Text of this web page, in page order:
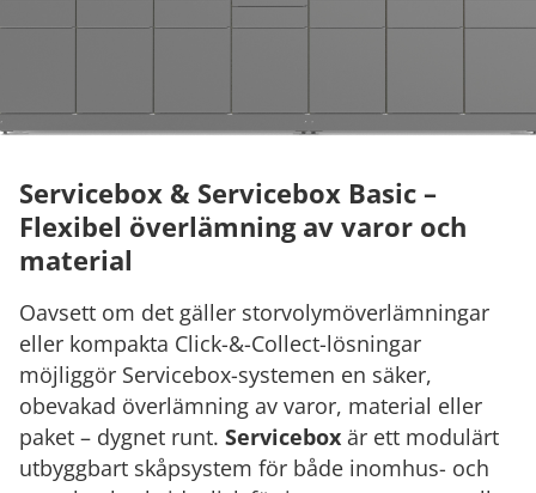
Servicebox & Servicebox Basic –
Flexibel överlämning av varor och
material
Oavsett om det gäller storvolymöverlämningar
eller kompakta Click-&-Collect-lösningar
möjliggör Servicebox-systemen en säker,
obevakad överlämning av varor, material eller
paket – dygnet runt. Servicebox är ett modulärt
utbyggbart skåpsystem för både inomhus- och